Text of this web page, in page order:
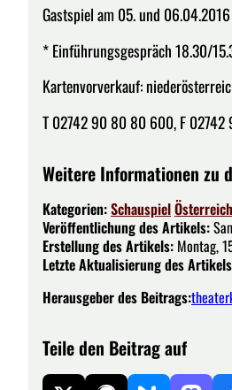
Gastspiel am 05. und
* Einführungsgespräch 18.30/
Kartenvorverkauf:
T 02742 90 80 80 600, F 02742
Weitere Informationen zu
Kategorien:SchauspielÖsterreich
Veröffentlichung des Artikels:
Erstellung des Artikels: Montag,
Letzte Aktualisierung des
Herausgeber des Beitrags:
Teile den Beitrag auf